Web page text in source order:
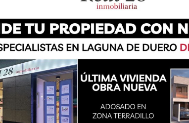
mismo que Laguna de Duero tendrán que
al menos hasta el final del estado de
que sus establecimientos no son los
sino parte de la solución